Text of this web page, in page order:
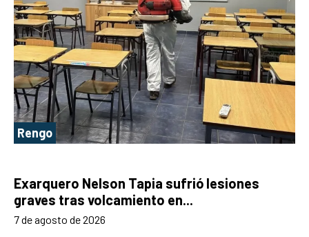
Rengo
Exarquero Nelson Tapia sufrió lesiones
graves tras volcamiento en...
7 de agosto de 2026